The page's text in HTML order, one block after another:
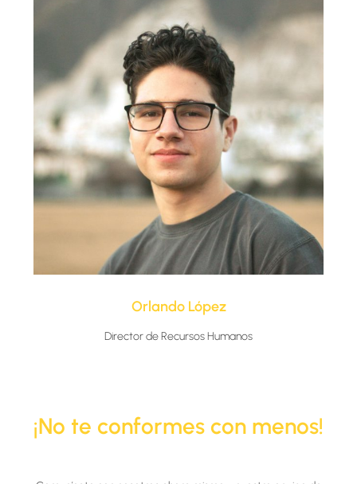
Orlando López
Director de Recursos Humanos
¡No te conformes con menos!